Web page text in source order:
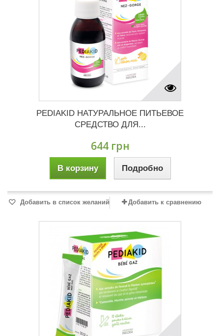
PEDIAKID НАТУРАЛЬНОЕ ПИТЬЕВОЕ
СРЕДСТВО ДЛЯ...
644 грн
В корзину Подробно
Добавить в список желаний Добавить к сравнению